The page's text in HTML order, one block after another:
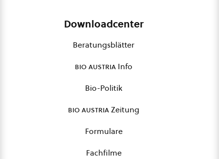
Downloadcenter
Beratungsblätter
bio austria Info
Bio-Politik
bio austriaZeitung
Formulare
Fachfilme